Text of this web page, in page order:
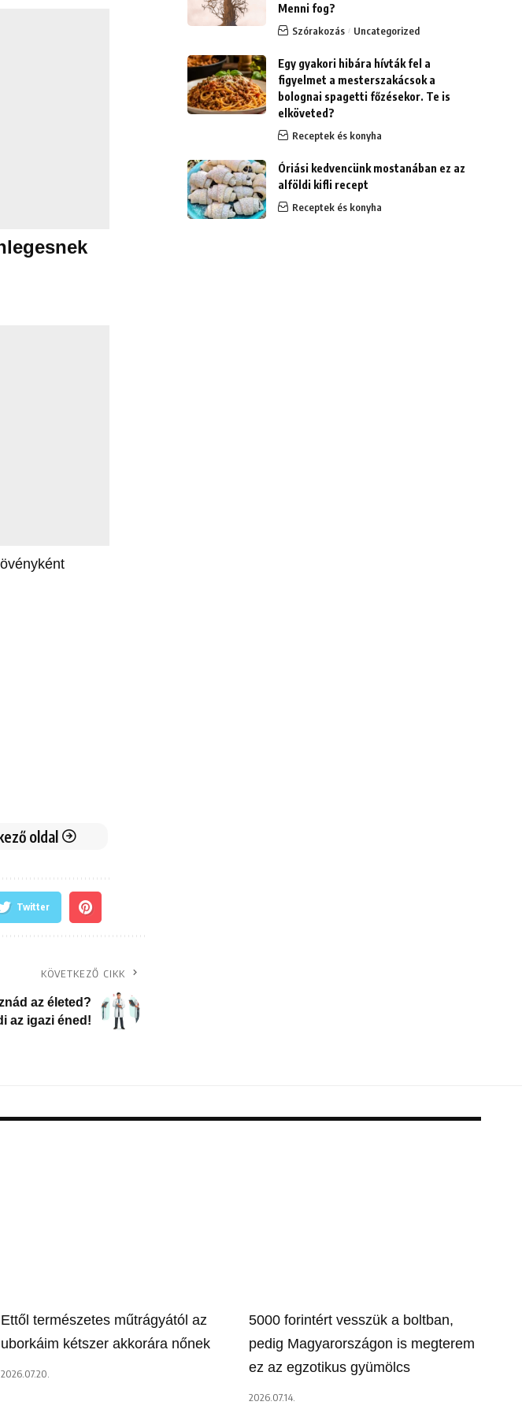
oldal
Twitter
KÖVETKEZŐ CIKK
az életed?
az igazi éned!
Menni fog?
Szórakozás Uncategorized
Egy gyakori hibára hívták fel a
figyelmet a mesterszakácsok a
bolognai spagetti főzésekor. Te is
elköveted?
Receptek és konyha
Óriási kedvencünk mostanában ez az
alföldi kifli recept
Receptek és konyha
Ettől természetes műtrágyától az
uborkáim kétszer akkorára nőnek
2026.07.20.
5000 forintért vesszük a boltban,
pedig Magyarországon is megterem
ez az egzotikus gyümölcs
2026.07.14.